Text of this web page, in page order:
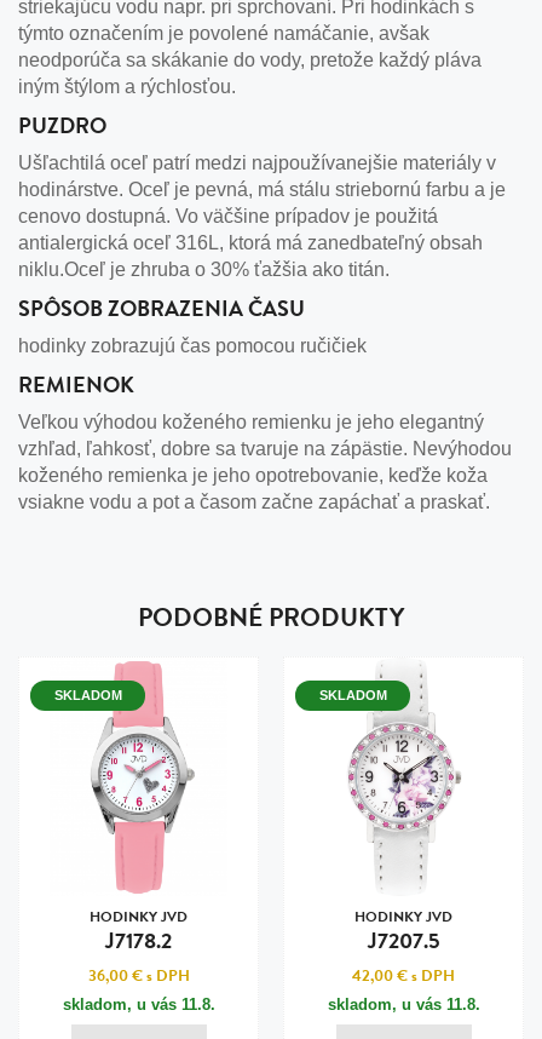
striekajúcu vodu napr. pri sprchovaní. Pri hodinkách s
týmto označením je povolené namáčanie, avšak
neodporúča sa skákanie do vody, pretože každý pláva
iným štýlom a rýchlosťou.
PUZDRO
Ušľachtilá oceľ patrí medzi najpoužívanejšie materiály v
hodinárstve. Oceľ je pevná, má stálu striebornú farbu a je
cenovo dostupná. Vo väčšine prípadov je použitá
antialergická oceľ 316L, ktorá má zanedbateľný obsah
niklu.Oceľ je zhruba o 30% ťažšia ako titán.
SPÔSOB ZOBRAZENIA ČASU
hodinky zobrazujú čas pomocou ručičiek
REMIENOK
Veľkou výhodou koženého remienku je jeho elegantný
vzhľad, ľahkosť, dobre sa tvaruje na zápästie. Nevýhodou
koženého remienka je jeho opotrebovanie, keďže koža
vsiakne vodu a pot a časom začne zapáchať a praskať.
PODOBNÉ PRODUKTY
SKLADOM
HODINKY JVD
J7178.2
36,00 €s DPH
skladom, u vás 11.8.
SKLADOM
HODINKY JVD
J7207.5
42,00 €s DPH
skladom, u vás 11.8.